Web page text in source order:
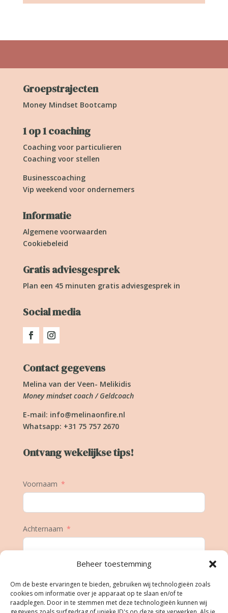
Beheer toestemming
Om de beste ervaringen te bieden, gebruiken wij technologieën zoals
cookies om informatie over je apparaat op te slaan en/of te
raadplegen. Door in te stemmen met deze technologieën kunnen wij
Groepstrajecten
Money Mindset Bootcamp
1 op 1 coaching
Coaching voor particulieren
Coaching voor stellen
Businesscoaching
Vip weekend voor ondernemers
Informatie
Algemene voorwaarden
Cookiebeleid
Gratis adviesgesprek
Plan een 45 minuten gratis adviesgesprek in
Social media
Contact gegevens
Melina van der Veen- Melikidis
Money mindset coach / Geldcoach
E-mail: info@melinaonfire.nl
Whatsapp: +31 75 757 2670
Ontvang wekelijkse tips!
Voornaam
Achternaam